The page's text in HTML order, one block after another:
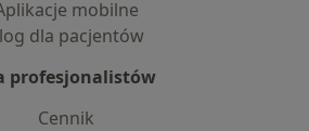
mobilne
dla pacjentów
profesjonalistów
Cennik